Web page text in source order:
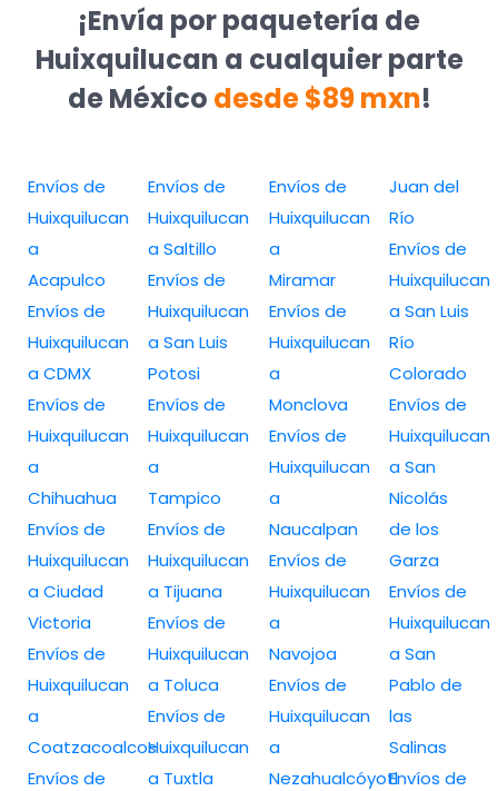
¡Envía por paquetería de
Huixquilucan a cualquier parte
de México desde $89 mxn!
Envíos de
Huixquilucan
a
Acapulco
Envíos de
Huixquilucan
a CDMX
Envíos de
Huixquilucan
a
Chihuahua
Envíos de
Huixquilucan
a Ciudad
Victoria
Envíos de
Huixquilucan
a
Coatzacoalcos
Envíos de
Envíos de
Huixquilucan
a Saltillo
Envíos de
Huixquilucan
a San Luis
Potosi
Envíos de
Huixquilucan
a
Tampico
Envíos de
Huixquilucan
a Tijuana
Envíos de
Huixquilucan
a Toluca
Envíos de
Huixquilucan
a Tuxtla
Envíos de
Huixquilucan
a
Miramar
Envíos de
Huixquilucan
a
Monclova
Envíos de
Huixquilucan
a
Naucalpan
Envíos de
Huixquilucan
a
Navojoa
Envíos de
Huixquilucan
a
Nezahualcóyotl
Juan del
Río
Envíos de
Huixquilucan
a San Luis
Río
Colorado
Envíos de
Huixquilucan
a San
Nicolás
de los
Garza
Envíos de
Huixquilucan
a San
Pablo de
las
Salinas
Envíos de